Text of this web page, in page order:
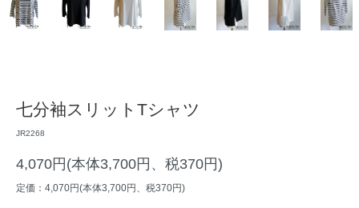
七分袖スリットTシャツ
JR2268
4,070円(本体3,700円、税370円)
定価：4,070円(本体3,700円、税370円)